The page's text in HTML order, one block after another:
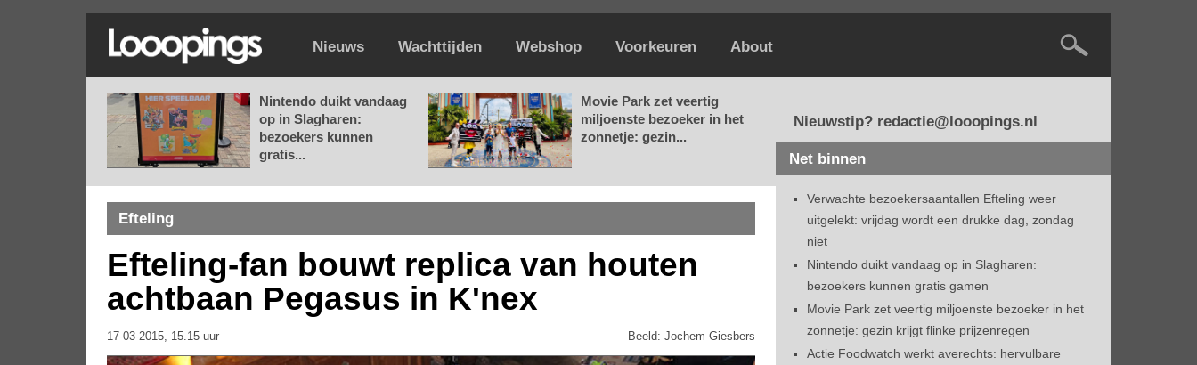
Nieuws Wachttijden Webshop Voorkeuren About
Nintendo duikt vandaag
op in Slagharen:
bezoekers kunnen
gratis...
Movie Park zet veertig
miljoenste bezoeker in het
zonnetje: gezin...
Efteling
Efteling-fan bouwt replica van houten
achtbaan Pegasus in K'nex
17-03-2015, 15.15 uur Beeld: Jochem Giesbers
Nieuwstip? redactie@looopings.nl
Net binnen
Verwachte bezoekersaantallen Efteling weer
uitgelekt: vrijdag wordt een drukke dag, zondag
niet
Nintendo duikt vandaag op in Slagharen:
bezoekers kunnen gratis gamen
Movie Park zet veertig miljoenste bezoeker in het
zonnetje: gezin krijgt flinke prijzenregen
Actie Foodwatch werkt averechts: hervulbare